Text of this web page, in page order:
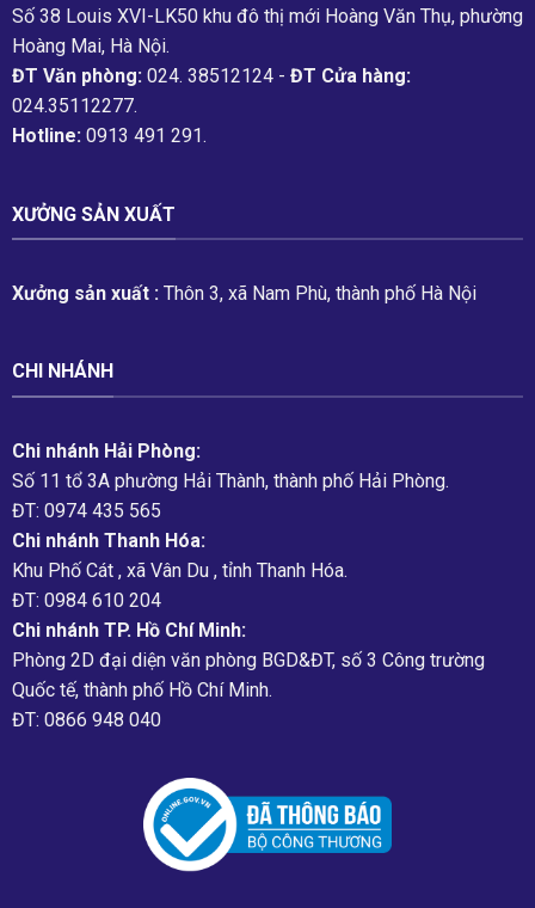
Số 38 Louis XVI-LK50 khu đô thị mới Hoàng Văn Thụ, phường
Hoàng Mai, Hà Nội.
ĐT Văn phòng:024. 38512124 - ĐT Cửa hàng:
024.35112277.
Hotline:0913 491 291.
XƯỞNG SẢN XUẤT
Xưởng sản xuất :Thôn 3, xã Nam Phù, thành phố Hà Nội
CHI NHÁNH
Chi nhánh Hải Phòng:
Số 11 tổ 3A phường Hải Thành, thành phố Hải Phòng.
ĐT: 0974 435 565
Chi nhánh Thanh Hóa:
Khu Phố Cát , xã Vân Du , tỉnh Thanh Hóa.
ĐT: 0984 610 204
Chi nhánh TP. Hồ Chí Minh:
Phòng 2D đại diện văn phòng BGD&ĐT, số 3 Công trường
Quốc tế, thành phố Hồ Chí Minh.
ĐT: 0866 948 040